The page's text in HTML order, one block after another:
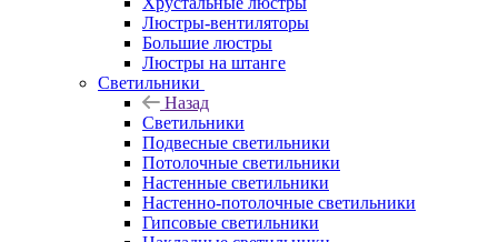
Люстры-вентиляторы
Большие люстры
Люстры на штанге
Светильники
Назад
Светильники
Подвесные светильники
Потолочные светильники
Настенные светильники
Настенно-потолочные светильники
Гипсовые светильники